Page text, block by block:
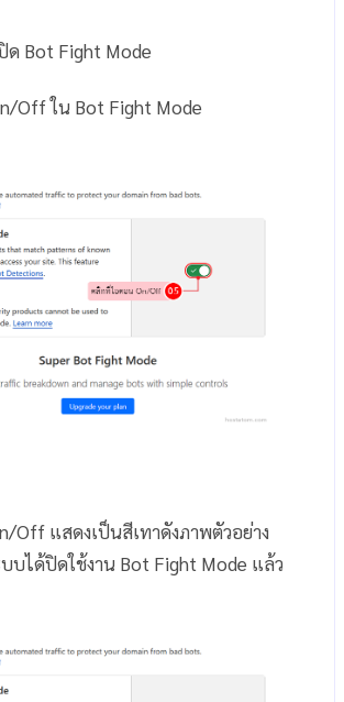
ด Bot Fight Mode
Off ใน Bot Fight Mode
Off แสดงเป็นสีเทาดังภาพตัวอย่าง
บได้ปิดใช้งาน Bot Fight Mode แล้ว